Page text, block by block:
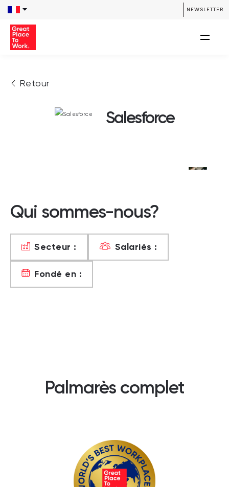
NEWSLETTER
Retour
Salesforce
Qui sommes-nous?
Secteur : Salariés :
Fondé en :
Palmarès complet